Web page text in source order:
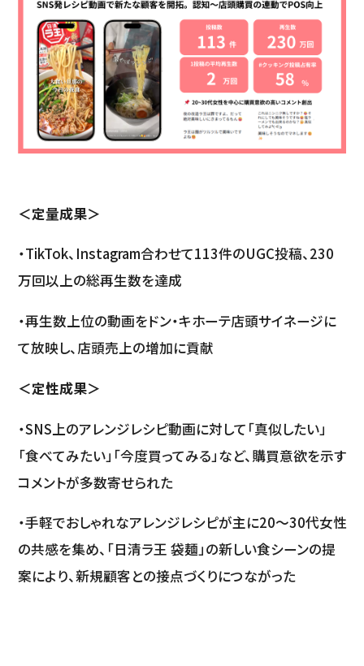
＜定量成果＞
・TikTok、Instagram合わせて113件のUGC投稿、230
万回以上の総再生数を達成
・再生数上位の動画をドン・キホーテ店頭サイネージに
て放映し、店頭売上の増加に貢献
＜定性成果＞
・SNS上のアレンジレシピ動画に対して「真似したい」
「食べてみたい」「今度買ってみる」など、購買意欲を示す
コメントが多数寄せられた
・手軽でおしゃれなアレンジレシピが主に20〜30代女性
の共感を集め、「日清ラ王 袋麺」の新しい食シーンの提
案により、新規顧客との接点づくりにつながった